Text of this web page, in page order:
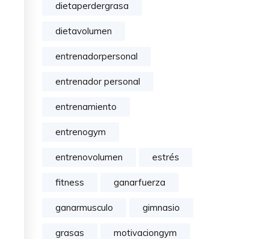
dietaperdergrasa
dietavolumen
entrenadorpersonal
entrenador personal
entrenamiento
entrenogym
entrenovolumen estrés
fitness ganarfuerza
ganarmusculo gimnasio
grasas motivaciongym